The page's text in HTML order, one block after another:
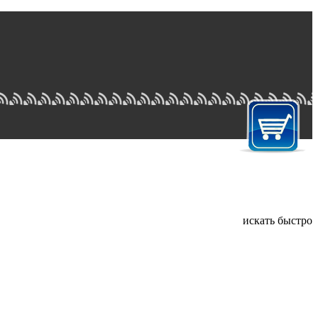
искать быстро